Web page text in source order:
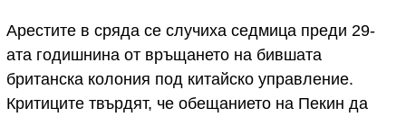
Арестите в сряда се случиха седмица преди 29-
ата годишнина от връщането на бившата
британска колония под китайско управление.
Критиците твърдят, че обещанието на Пекин да